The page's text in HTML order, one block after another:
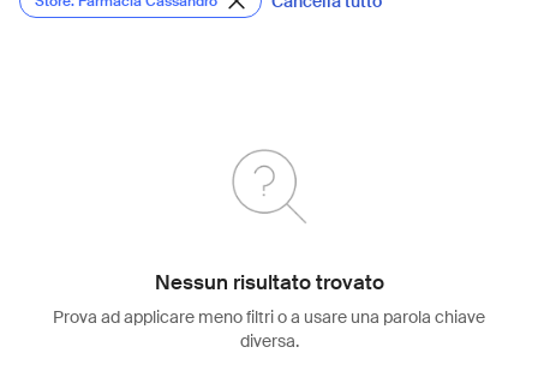
Nessun risultato trovato
Prova ad applicare meno filtri o a usare una parola chiave
diversa.